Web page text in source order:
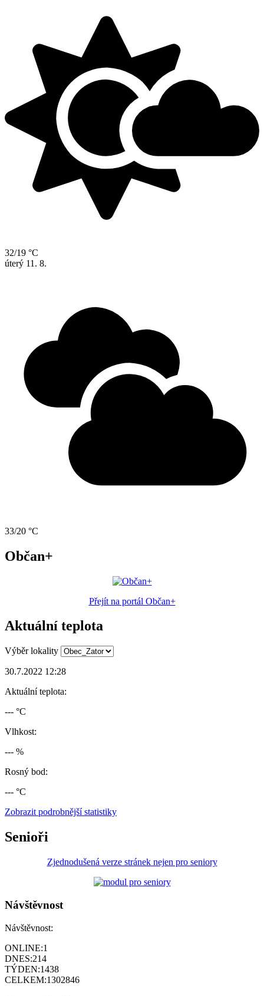
32/19 °C
úterý 11. 8.
33/20 °C
Občan+
Přejít na portál Občan+
Aktuální teplota
Výběr lokality
30.7.2022 12:28
Aktuální teplota:
--- °C
Vlhkost:
--- %
Rosný bod:
--- °C
Zobrazit podrobnější statistiky
Senioři
Zjednodušená verze stránek nejen pro seniory
Návštěvnost
Návštěvnost:
ONLINE:1
DNES:214
TÝDEN:1438
CELKEM:1302846